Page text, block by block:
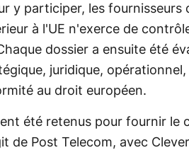
y participer, les fournisseurs
à l'UE n'exerce de
dossier a ensuite été
juridique,
au droit européen.
été retenus pour fournir le
de Post Telecom, avec